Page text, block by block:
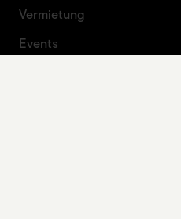
Vermietung
Events